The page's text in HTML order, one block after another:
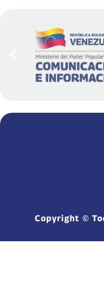
Copyright ©